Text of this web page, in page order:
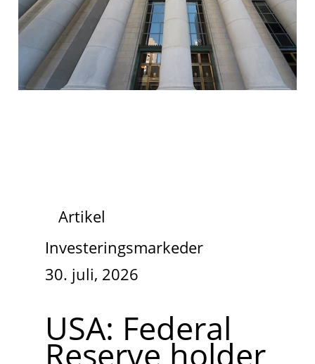
Artikel
Investeringsmarkeder
30. juli, 2026
USA: Federal
Reserve holder